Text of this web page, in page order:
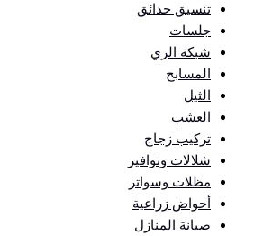
تنسيق حدائق
جلسات
شبكة الري
المسابح
الثيل
العشب
تركيب زجاج
شلالات ونوافير
مظلات وسواتر
أحواض زراعية
صيانة المنازل